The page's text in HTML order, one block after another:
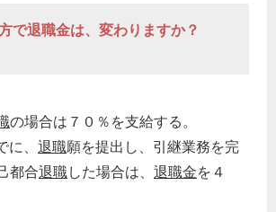
で退職金は、変わりますか？
の場合は７０％を支給する。
、 退職願を提出し、引継業務を完
都合退職した場合は、 退職金を４